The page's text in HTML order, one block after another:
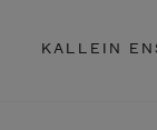
KALLEIN